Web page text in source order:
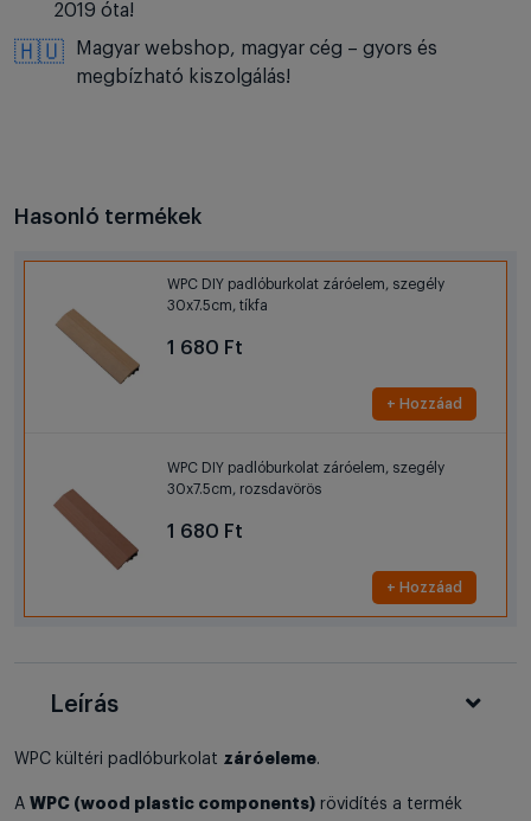
2019 óta!
🇭🇺
Magyar webshop, magyar cég – gyors és
megbízható kiszolgálás!
Hasonló termékek
WPC DIY padlóburkolat záróelem, szegély
30x7.5cm, tíkfa
1 680 Ft
+ Hozzáad
WPC DIY padlóburkolat záróelem, szegély
30x7.5cm, rozsdavörös
1 680 Ft
+ Hozzáad
Leírás
WPC kültéri padlóburkolat záróeleme.
A WPC (wood plastic components) rövidítés a termék